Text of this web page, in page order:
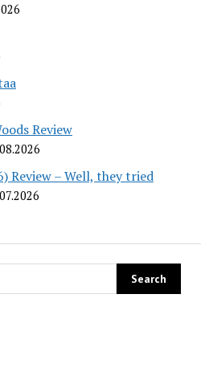
Review
Review – Well, they tried